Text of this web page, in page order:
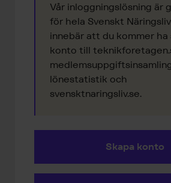
Vår inloggningslösning är
för hela Svenskt
innebär att du kommer ha
konto till
lönestatistik och
svensktnaringsliv.se.
Skapa konto